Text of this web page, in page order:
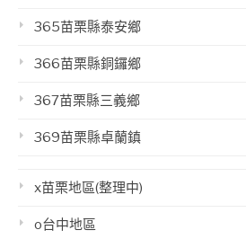
365苗栗縣泰安鄉
366苗栗縣銅鑼鄉
367苗栗縣三義鄉
369苗栗縣卓蘭鎮
x苗栗地區(整理中)
o台中地區